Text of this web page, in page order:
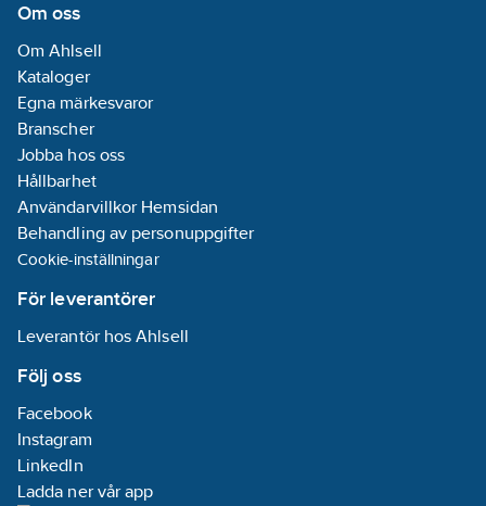
Om oss
Om Ahlsell
Kataloger
Egna märkesvaror
Branscher
Jobba hos oss
Hållbarhet
Användarvillkor Hemsidan
Behandling av personuppgifter
Cookie-inställningar
För leverantörer
Leverantör hos Ahlsell
Följ oss
Facebook
Instagram
LinkedIn
Ladda ner vår app